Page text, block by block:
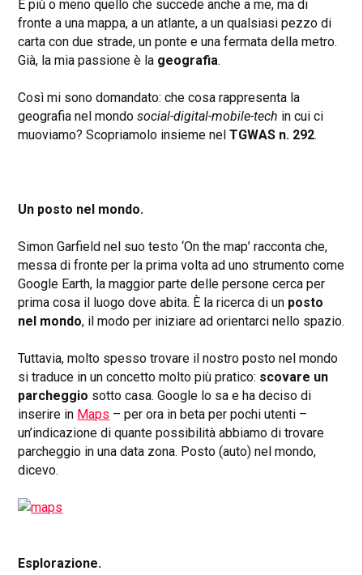
È più o meno quello che succede anche a me, ma di
fronte a una mappa, a un atlante, a un qualsiasi pezzo di
carta con due strade, un ponte e una fermata della metro.
Già, la mia passione è la geografia.
Così mi sono domandato: che cosa rappresenta la
geografia nel mondosocial-digital-mobile-tech in cui ci
muoviamo? Scopriamolo insieme nelTGWAS n. 292.
Un posto nel mondo.
Simon Garfield nel suo testo ‘On the map’ racconta che,
messa di fronte per la prima volta ad uno strumento come
Google Earth, la maggior parte delle persone cerca per
prima cosa il luogo dove abita. È la ricerca di un posto
nel mondo, il modo per iniziare ad orientarci nello spazio.
Tuttavia, molto spesso trovare il nostro posto nel mondo
si traduce in un concetto molto più pratico: scovare un
parcheggio sotto casa. Google lo sa e ha deciso di
inserire in Maps – per ora in beta per pochi utenti –
un’indicazione di quante possibilità abbiamo di trovare
parcheggio in una data zona. Posto (auto) nel mondo,
dicevo.
Esplorazione.